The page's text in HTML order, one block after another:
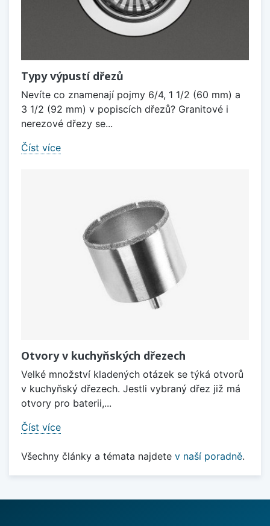
Typy výpustí dřezů
Nevíte co znamenají pojmy 6/4, 1 1/2 (60 mm) a
3 1/2 (92 mm) v popiscích dřezů? Granitové i
nerezové dřezy se...
Číst více
Otvory v kuchyňských dřezech
Velké množství kladených otázek se týká otvorů
v kuchyňský dřezech. Jestli vybraný dřez již má
otvory pro baterii,...
Číst více
Všechny články a témata najdete v naší poradně.